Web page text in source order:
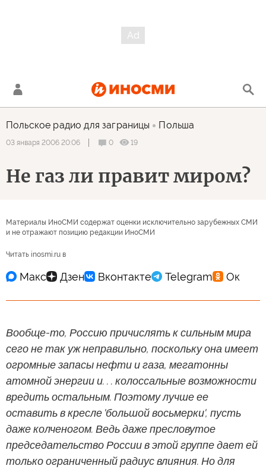
Польское радио для заграницы Польша
03 января 2006 20:06 0 19
Не газ ли правит миром?
Материалы ИноСМИ содержат оценки исключительно зарубежных СМИ
и не отражают позицию редакции ИноСМИ
Читать inosmi.ru в
Вообще-то, Россию причислять к сильным мира
сего не так уж неправильно, поскольку она имеет
огромные запасы нефти и газа, мегатонны
атомной энергии и. . . колоссальные возможности
вредить остальным. Поэтому лучше ее
оставить в кресле 'большой восьмерки', пусть
даже колченогом. Ведь даже пресловутое
председательство России в этой группе дает ей
только ограниченный радиус влияния. Но для